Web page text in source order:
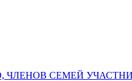
ЧЛЕНОВ СЕМЕЙ